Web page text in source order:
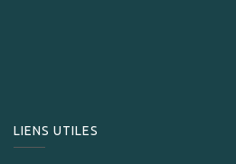
LIENS UTILES